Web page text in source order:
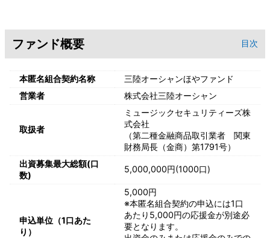
ファンド概要 目次
本匿名組合契約名称
三陸オーシャンほやファンド
営業者
株式会社三陸オーシャン
取扱者
ミュージックセキュリティーズ株
式会社
（第二種金融商品取引業者 関東
財務局長（金商）第1791号）
出資募集最大総額(口
数)
5,000,000円(1000口)
申込単位（1口あた
り）
5,000円
※本匿名組合契約の申込には1口
あたり5,000円の応援金が別途必
要となります。